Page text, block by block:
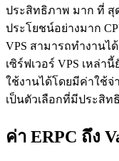
ประสิทธิภาพ มาก ที่ สุ
ประโยชน์อย่างมาก
VPS สามารถทํางานไ
เซิร์ฟเวอร์ VPS เหล่า
ใช้งานได้โดยมีค่าใช้จ่
เป็นตัวเลือกที่มีประสิ
ค่า ERPC ถึง